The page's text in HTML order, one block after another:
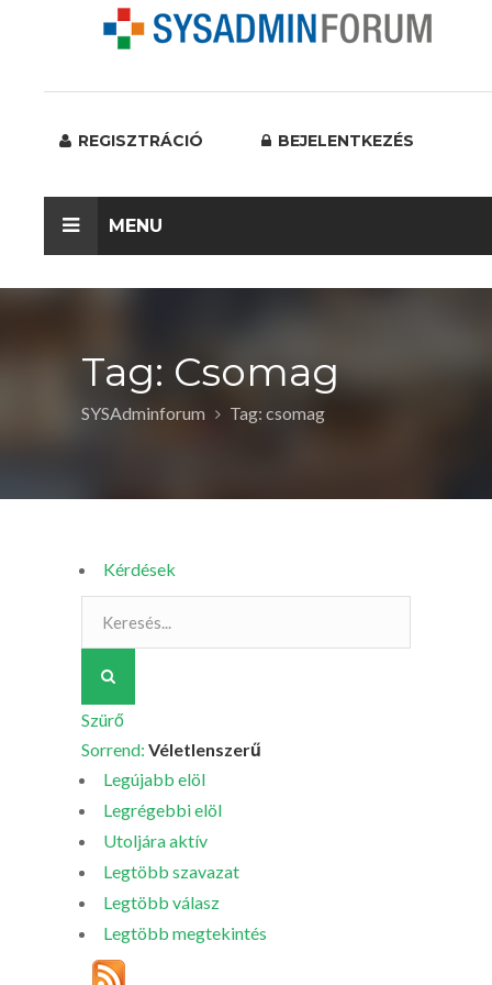
REGISZTRÁCIÓ BEJELENTKEZÉS
MENU
Tag: Csomag
SYSAdminforum Tag: csomag
Kérdések
Szürő
Sorrend: Véletlenszerű
Legújabb elöl
Legrégebbi elöl
Utoljára aktív
Legtöbb szavazat
Legtöbb válasz
Legtöbb megtekintés